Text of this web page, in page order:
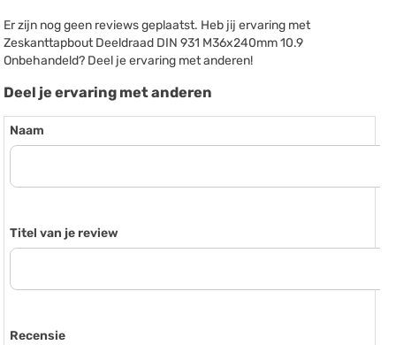
Er zijn nog geen reviews geplaatst. Heb jij ervaring met
Zeskanttapbout Deeldraad DIN 931 M36x240mm 10.9
Onbehandeld? Deel je ervaring met anderen!
Deel je ervaring met anderen
Naam
Titel van je review
Recensie